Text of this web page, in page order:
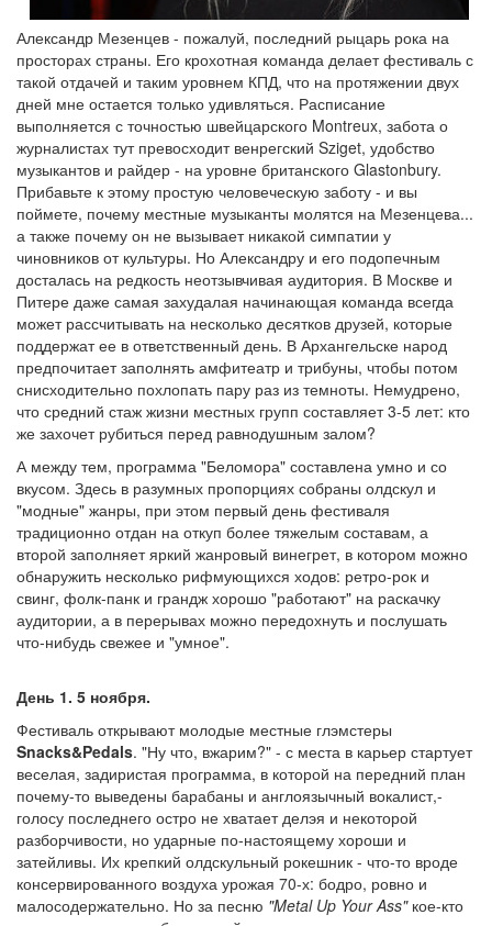
Александр Мезенцев - пожалуй, последний рыцарь рока на
просторах страны. Его крохотная команда делает фестиваль с
такой отдачей и таким уровнем КПД, что на протяжении двух
дней мне остается только удивляться. Расписание
выполняется с точностью швейцарского Montreux, забота о
журналистах тут превосходит венрегский Sziget, удобство
музыкантов и райдер - на уровне британского Glastonbury.
Прибавьте к этому простую человеческую заботу - и вы
поймете, почему местные музыканты молятся на Мезенцева...
а также почему он не вызывает никакой симпатии у
чиновников от культуры. Но Александру и его подопечным
досталась на редкость неотзывчивая аудитория. В Москве и
Питере даже самая захудалая начинающая команда всегда
может рассчитывать на несколько десятков друзей, которые
поддержат ее в ответственный день. В Архангельске народ
предпочитает заполнять амфитеатр и трибуны, чтобы потом
снисходительно похлопать пару раз из темноты. Немудрено,
что средний стаж жизни местных групп составляет 3-5 лет: кто
же захочет рубиться перед равнодушным залом?
А между тем, программа "Беломора" составлена умно и со
вкусом. Здесь в разумных пропорциях собраны олдскул и
"модные" жанры, при этом первый день фестиваля
традиционно отдан на откуп более тяжелым составам, а
второй заполняет яркий жанровый винегрет, в котором можно
обнаружить несколько рифмующихся ходов: ретро-рок и
свинг, фолк-панк и грандж хорошо "работают" на раскачку
аудитории, а в перерывах можно передохнуть и послушать
что-нибудь свежее и "умное".
День 1. 5 ноября.
Фестиваль открывают молодые местные глэмстеры
Snacks&Pedals. "Ну что, вжарим?" - с места в карьер стартует
веселая, задиристая программа, в которой на передний план
почему-то выведены барабаны и англоязычный вокалист,-
голосу последнего остро не хватает делэя и некоторой
разборчивости, но ударные по-настоящему хороши и
затейливы. Их крепкий олдскульный рокешник - что-то вроде
консервированного воздуха урожая 70-х: бодро, ровно и
малосодержательно. Но за песню "Metal Up Your Ass"кое-кто